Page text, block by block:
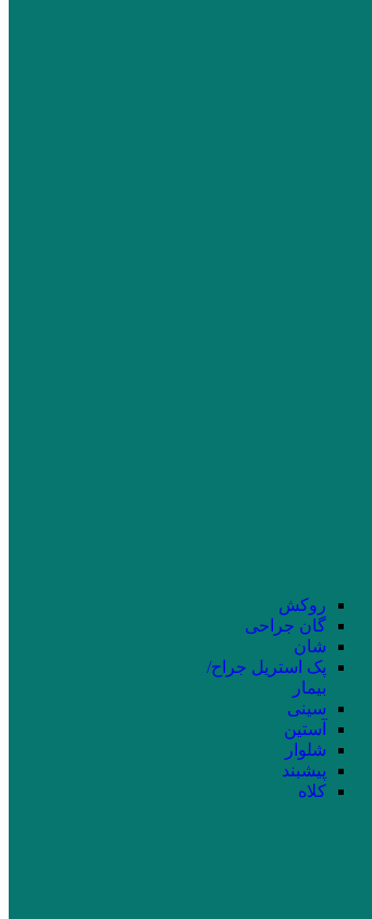
روکش
گان جراحی
شان
پک استریل جراح/
بیمار
سینی
آستین
شلوار
پیشبند
کلاه